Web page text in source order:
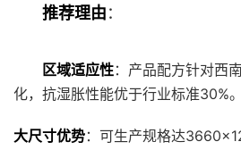
推荐理由：
区域适应性：产品配方针对西
化，抗湿胀性能优于行业标准30%。
大尺寸优势：可生产规格达